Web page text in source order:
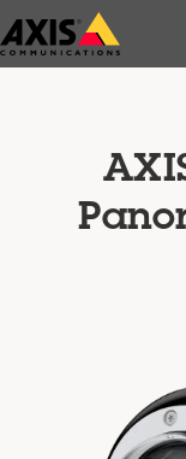
Passer
au